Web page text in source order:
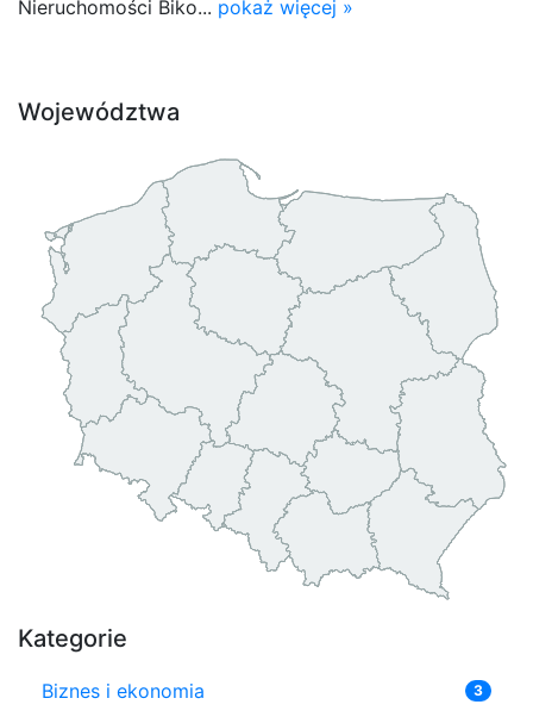
Nieruchomości Biko... pokaż więcej »
Województwa
Kategorie
Biznes i ekonomia 3